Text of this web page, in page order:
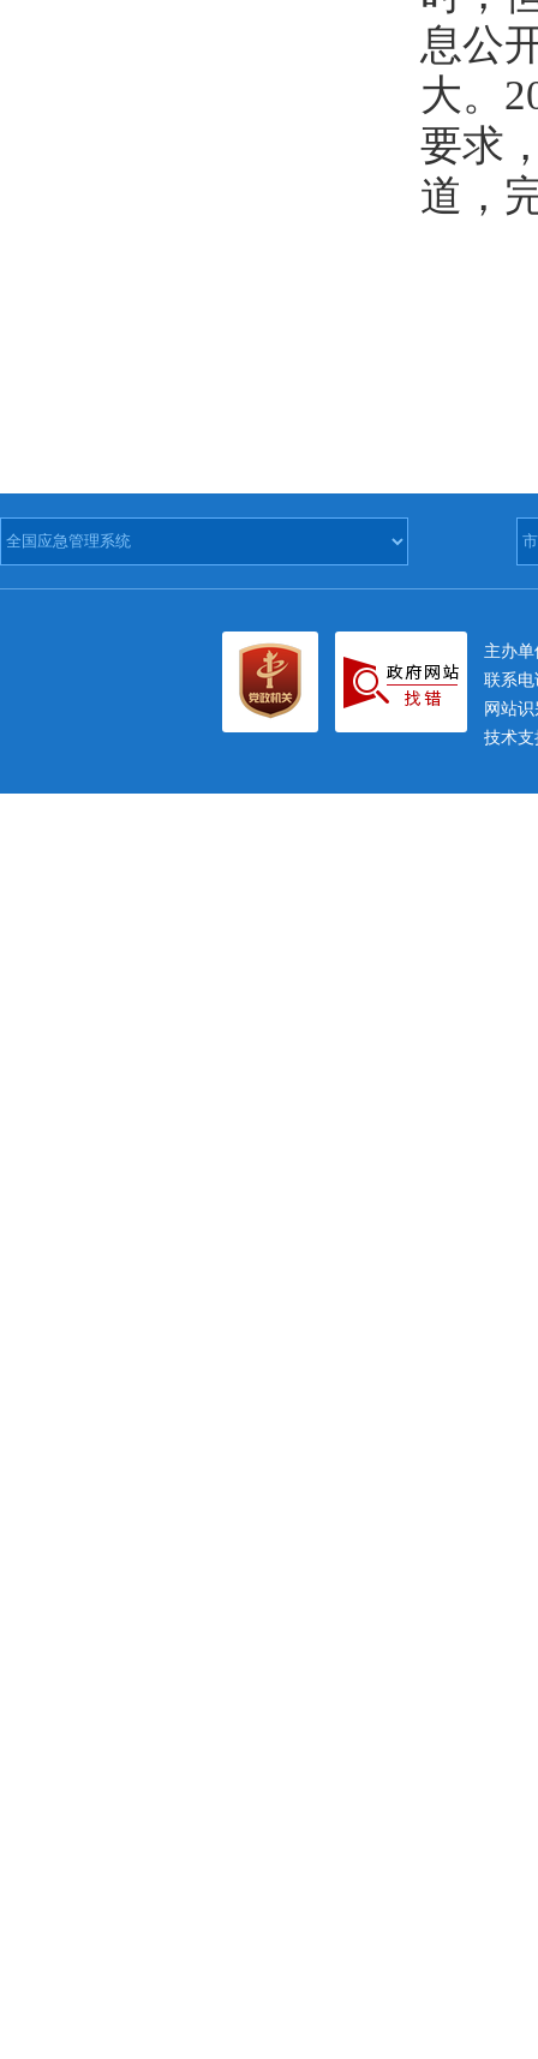
息公
大。
要求
道，
主办
联系电
网站
技术